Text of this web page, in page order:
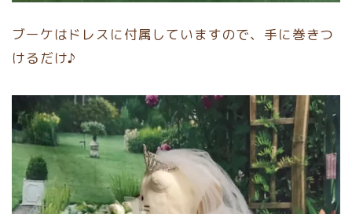
ブーケはドレスに付属していますので、手に巻きつ
けるだけ♪